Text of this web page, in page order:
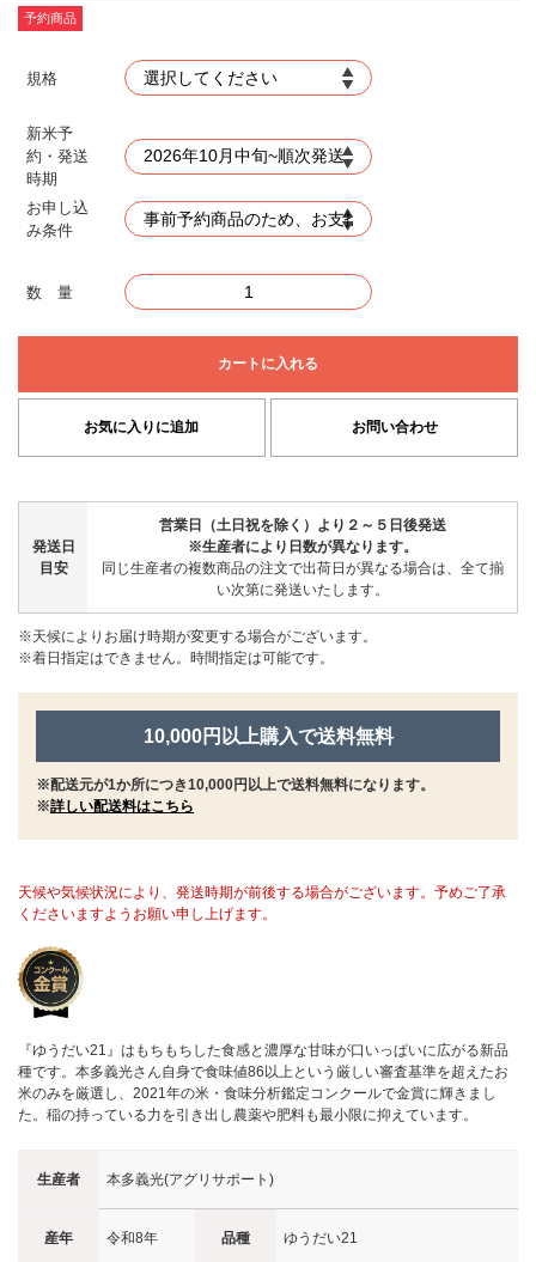
予約商品
規格
新米予
約・発送
時期
お申し込
み条件
数 量
カートに入れる
お気に入りに追加 お問い合わせ
発送日
目安
営業日（土日祝を除く）より２～５日後発送
※生産者により日数が異なります。
同じ生産者の複数商品の注文で出荷日が異なる場合は、全て揃
い次第に発送いたします。
※天候によりお届け時期が変更する場合がございます。
※着日指定はできません。時間指定は可能です。
10,000円以上購入で送料無料
※配送元が1か所につき10,000円以上で送料無料になります。
※詳しい配送料はこちら
天候や気候状況により、発送時期が前後する場合がございます。予めご了承
くださいますようお願い申し上げます。
『ゆうだい21』はもちもちした食感と濃厚な甘味が口いっぱいに広がる新品
種です。本多義光さん自身で食味値86以上という厳しい審査基準を超えたお
米のみを厳選し、2021年の米・食味分析鑑定コンクールで金賞に輝きまし
た。稲の持っている力を引き出し農薬や肥料も最小限に抑えています。
生産者 本多義光(アグリサポート)
産年 令和8年 品種 ゆうだい21